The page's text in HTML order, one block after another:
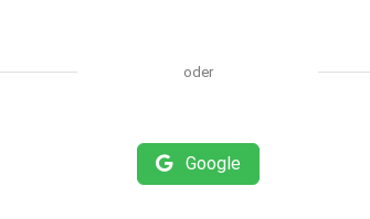
oder
Google